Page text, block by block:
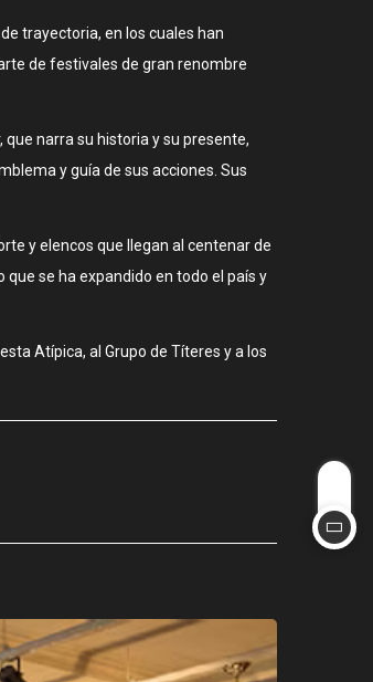
trayectoria, en los cuales han
de festivales de gran renombre
narra su historia y su presente,
y guía de sus acciones. Sus
y elencos que llegan al centenar de
se ha expandido en todo el país y
Atípica, al Grupo de Títeres y a los